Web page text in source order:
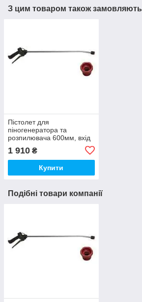
З цим товаром також замовляють
Пістолет для
піногенератора та
розпилювача 600мм, вхід
1 910 ₴
Купити
Подібні товари компанії